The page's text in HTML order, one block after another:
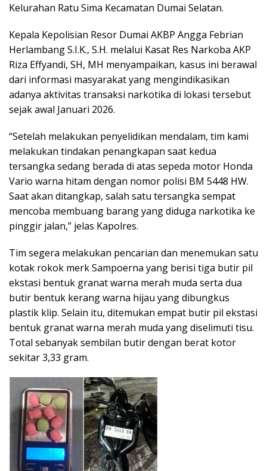
Kelurahan Ratu Sima Kecamatan Dumai Selatan.
Kepala Kepolisian Resor Dumai AKBP Angga Febrian
Herlambang S.I.K., S.H. melalui Kasat Res Narkoba AKP
Riza Effyandi, SH, MH menyampaikan, kasus ini berawal
dari informasi masyarakat yang mengindikasikan
adanya aktivitas transaksi narkotika di lokasi tersebut
sejak awal Januari 2026.
“Setelah melakukan penyelidikan mendalam, tim kami
melakukan tindakan penangkapan saat kedua
tersangka sedang berada di atas sepeda motor Honda
Vario warna hitam dengan nomor polisi BM 5448 HW.
Saat akan ditangkap, salah satu tersangka sempat
mencoba membuang barang yang diduga narkotika ke
pinggir jalan,” jelas Kapolres.
Tim segera melakukan pencarian dan menemukan satu
kotak rokok merk Sampoerna yang berisi tiga butir pil
ekstasi bentuk granat warna merah muda serta dua
butir bentuk kerang warna hijau yang dibungkus
plastik klip. Selain itu, ditemukan empat butir pil ekstasi
bentuk granat warna merah muda yang diselimuti tisu.
Total sebanyak sembilan butir dengan berat kotor
sekitar 3,33 gram.